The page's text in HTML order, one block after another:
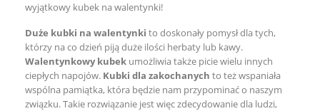
wyjątkowy kubek na walentynki!
Duże kubki na walentynki to doskonały pomysł dla tych,
którzy na co dzień piją duże ilości herbaty lub kawy.
Walentynkowy kubek umożliwia także picie wielu innych
ciepłych napojów. Kubki dla zakochanych to też wspaniała
wspólna pamiątka, która będzie nam przypominać o naszym
związku. Takie rozwiązanie jest więc zdecydowanie dla ludzi,